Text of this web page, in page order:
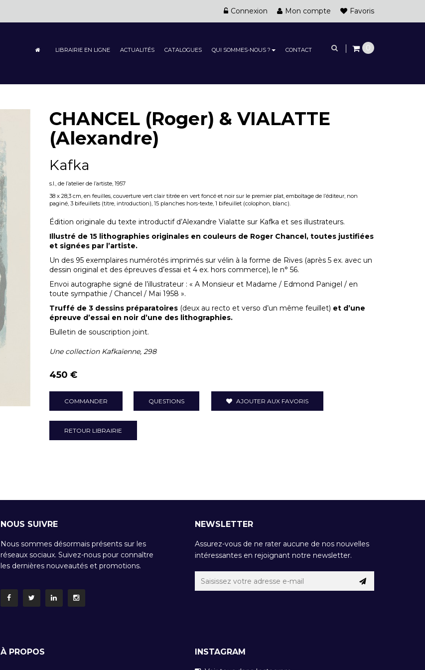
Connexion Mon compte Favoris
LIBRAIRIE EN LIGNE ACTUALITÉS CATALOGUES QUI SOMMES-NOUS ? CONTACT 0
CHANCEL (Roger) & VIALATTE
(Alexandre)
Kafka
s.l., de l’atelier de l’artiste, 1957
38 x 28,3 cm, en feuilles, couverture vert clair titrée en vert foncé et noir sur le premier plat, emboîtage de l’éditeur, non
paginé, 3 bifeuillets (titre, introduction), 15 planches hors-texte, 1 bifeuillet (colophon, blanc).
Édition originale du texte introductif d’Alexandre Vialatte sur Kafka et ses illustrateurs.
Illustré de 15 lithographies originales en couleurs de Roger Chancel, toutes justifiées
et signées par l’artiste.
Un des 95 exemplaires numérotés imprimés sur vélin à la forme de Rives (après 5 ex. avec un
dessin original et des épreuves d’essai et 4 ex. hors commerce), le n° 56.
Envoi autographe signé de l’illustrateur : « A Monsieur et Madame / Edmond Panigel / en
toute sympathie / Chancel / Mai 1958 ».
Truffé de 3 dessins préparatoires(deux au recto et verso d’un même feuillet) et d’une
épreuve d’essai en noir d’une des lithographies.
Bulletin de souscription joint.
Une collection Kafkaïenne, 298
450 €
COMMANDER QUESTIONS AJOUTER AUX FAVORIS
RETOUR LIBRAIRIE
NOUS SUIVRE
Nous sommes désormais présents sur les
réseaux sociaux. Suivez-nous pour connaître
les dernières nouveautés et promotions.
NEWSLETTER
Assurez-vous de ne rater aucune de nos nouvelles
intéressantes en rejoignant notre newsletter.
À PROPOS INSTAGRAM